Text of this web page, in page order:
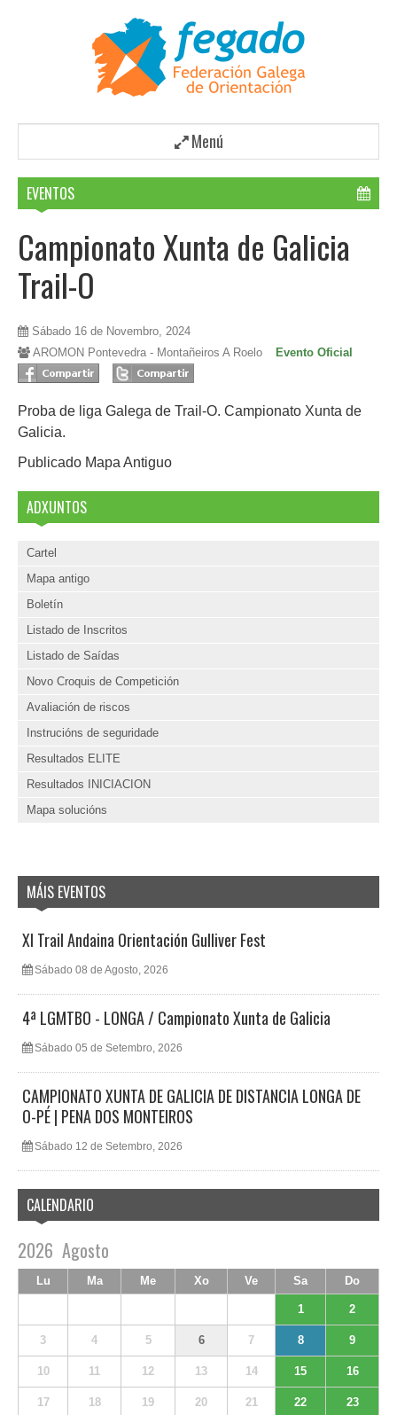
Menú
EVENTOS
Campionato Xunta de Galicia
Trail-O
Sábado 16 de Novembro, 2024
AROMON Pontevedra - Montañeiros A Roelo
Evento Oficial
Proba de liga Galega de Trail-O. Campionato Xunta de
Galicia.
Publicado Mapa Antiguo
ADXUNTOS
Cartel
Mapa antigo
Boletín
Listado de Inscritos
Listado de Saídas
Novo Croquis de Competición
Avaliación de riscos
Instrucións de seguridade
Resultados ELITE
Resultados INICIACION
Mapa solucións
MÁIS EVENTOS
XI Trail Andaina Orientación Gulliver Fest
Sábado 08 de Agosto, 2026
4ª LGMTBO - LONGA / Campionato Xunta de Galicia
Sábado 05 de Setembro, 2026
CAMPIONATO XUNTA DE GALICIA DE DISTANCIA LONGA DE
O-PÉ | PENA DOS MONTEIROS
Sábado 12 de Setembro, 2026
CALENDARIO
2026 Agosto
Lu Ma Me Xo Ve Sa Do
1 2
3 4 5 6 7 8 9
10 11 12 13 14 15 16
17 18 19 20 21 22 23